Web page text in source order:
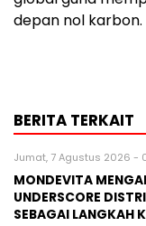
depan nol karbon.
BERITA TERKAIT
Jumat, 7 Agustus 2026 -
MONDEVITA
UNDERSCORE
SEBAGAI LANGKAH